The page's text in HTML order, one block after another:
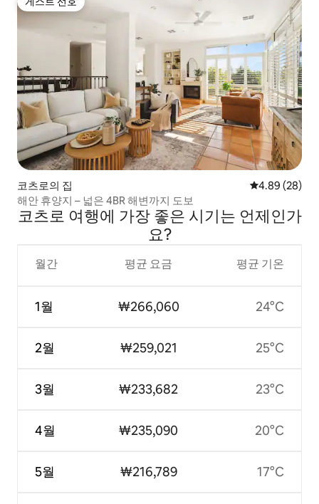
게스트 선호
코츠로의 집 평점 4.89점(5
4.89 (28)
해안 휴양지 – 넓은 4BR 해변까지 도보
코츠로 여행에 가장 좋은 시기는 언제인가
요?
월간
1월
2월
3월
4월
5월
평균 요금
₩266,060
₩259,021
₩233,682
₩235,090
₩216,789
평균 기온
24°C
25°C
23°C
20°C
17°C